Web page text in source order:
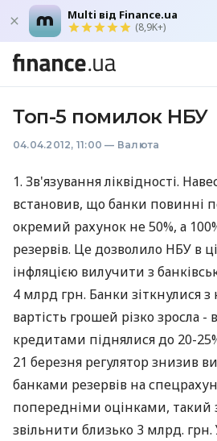
Multi від Finance.ua
(8,9K+)
Топ-5 помилок НБУ
04.04.2012, 11:00 — Валюта
1. Зв'язування ліквідності.
встановив, що банки повинні
окремий рахунок не 50%, а
резервів. Це дозволило НБУ в
інфляцією вилучити з
4 млрд грн. Банки зіткнулися
вартість грошей різко зросла -
кредитами піднялися до 20-
21 березня регулятор знизив
банками резервів на
попередніми оцінками, такий
звільнити близько 3 млрд.